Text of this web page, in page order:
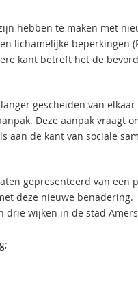
hebben te maken met
lichamelijke beperkingen
kant betreft het de
gescheiden van
Deze aanpak vraagt
aan de kant van sociale
gepresenteerd van
deze nieuwe benadering.
drie wijken in de stad